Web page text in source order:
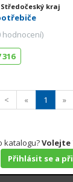
kraj
hodnocení)
316
< « 1 »
katalogu?Volejte
Přihlásit se a